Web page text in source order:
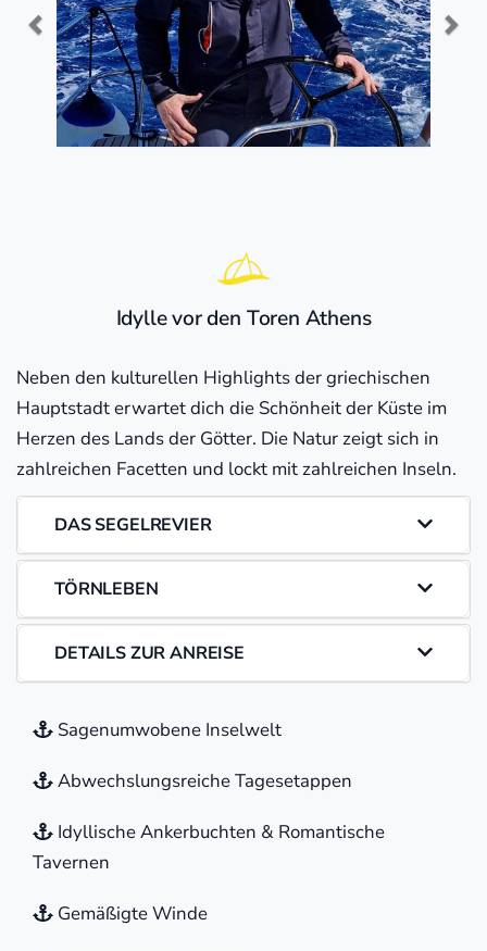
Idylle vor den Toren Athens
Neben den kulturellen Highlights der griechischen
Hauptstadt erwartet dich die Schönheit der Küste im
Herzen des Lands der Götter. Die Natur zeigt sich in
zahlreichen Facetten und lockt mit zahlreichen Inseln.
DAS SEGELREVIER
TÖRNLEBEN
DETAILS ZUR ANREISE
Sagenumwobene Inselwelt
Abwechslungsreiche Tagesetappen
Idyllische Ankerbuchten & Romantische
Tavernen
Gemäßigte Winde